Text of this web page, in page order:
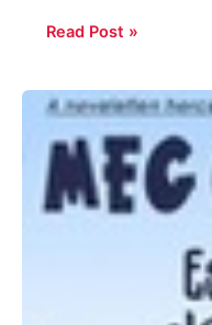
Read Post »
Meg
Házasság
olasz
módra